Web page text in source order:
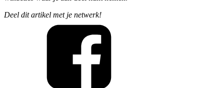
Deel dit artikel met je netwerk!